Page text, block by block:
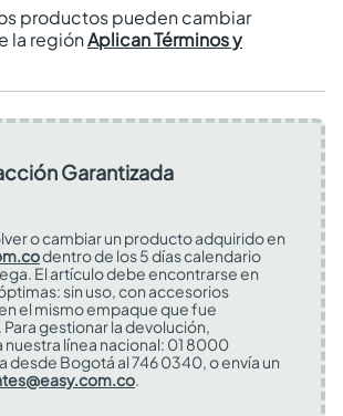
productos pueden cambiar
la regiónAplican Términos y
Garantizada
o cambiar un producto adquirido en
dentro de los 5 días calendario
El artículo debe encontrarse en
sin uso, con accesorios
el mismo empaque que fue
gestionar la devolución,
línea nacional: 01 8000
desde Bogotá al 746 0340, o envía un
.